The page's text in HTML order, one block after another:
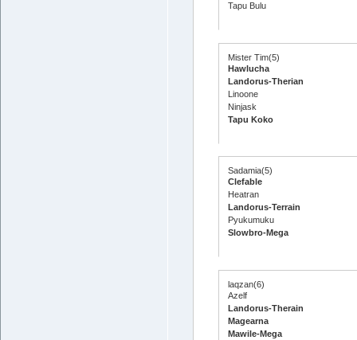
Tapu Bulu
Mister Tim(5)
Hawlucha
Landorus-Therian
Linoone
Ninjask
Tapu Koko
Sadamia(5)
Clefable
Heatran
Landorus-Terrain
Pyukumuku
Slowbro-Mega
laqzan(6)
Azelf
Landorus-Therain
Magearna
Mawile-Mega